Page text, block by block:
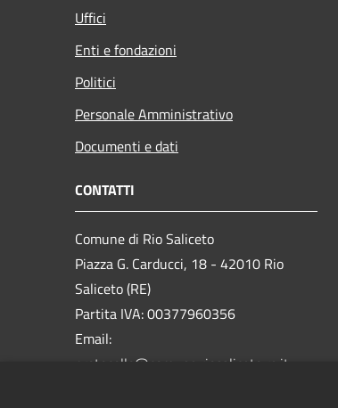
Uffici
Enti e fondazioni
Politici
Personale Amministrativo
Documenti e dati
CONTATTI
Comune di Rio Saliceto
Piazza G. Carducci, 18 - 42010 Rio
Saliceto (RE)
Partita IVA: 00377960356
Email:
protocollo@comune.riosaliceto.re.it